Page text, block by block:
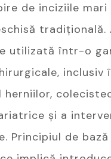
de inciziile mari
tradițională.
utilizată într-o
inclusiv
și a
Principiul de